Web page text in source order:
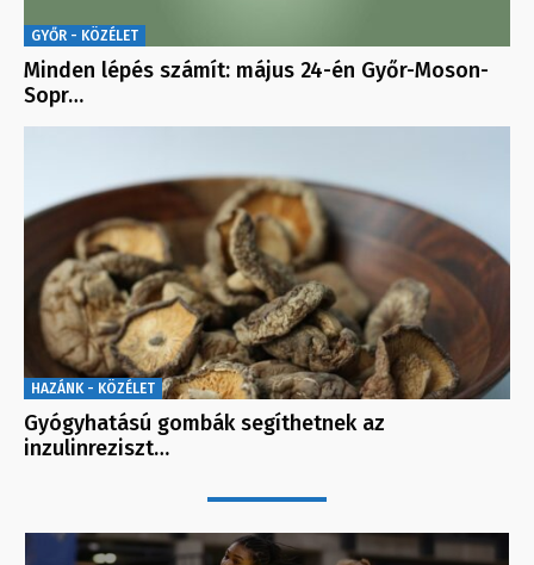
GYŐR - KÖZÉLET
Minden lépés számít: május 24-én Győr-Moson-
Sopr…
HAZÁNK - KÖZÉLET
Gyógyhatású gombák segíthetnek az
inzulinreziszt…